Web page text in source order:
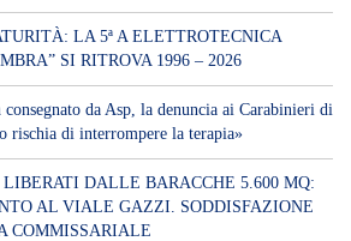
LA 5ª A ELETTROTECNICA
SI RITROVA 1996 – 2026
da Asp, la denuncia ai Carabinieri di
rischia di interrompere la terapia»
DALLE BARACCHE 5.600 MQ:
AL VIALE GAZZI. SODDISFAZIONE
COMMISSARIALE